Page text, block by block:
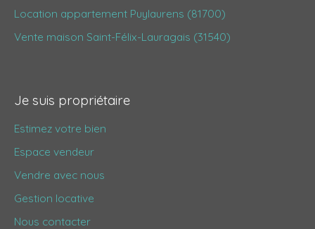
candidature soumis à
validation par une
Location appartement Puylaurens (81700)
Vente maison Saint-Félix-Lauragais (31540)
Je suis propriétaire
Estimez votre bien
Espace vendeur
Vendre avec nous
Gestion locative
Nous contacter